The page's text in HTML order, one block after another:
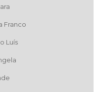
Franco
Luís